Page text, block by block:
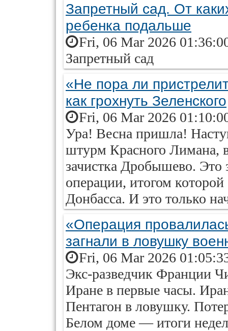
Запретный сад. От
ребенка подальше
Fri, 06 Mar 2026
Запретный сад
«Не пора ли
как грохнуть Зеленского
Fri, 06 Mar 2026
Ура! Весна пришла!
штурм Красного Лимана,
зачистка Дробышево. Это
операции, итогом
Донбасса. И это только
«Операция
загнали в ловушку
Fri, 06 Mar 2026
Экс-разведчик Франции
Иране в первые часы.
Пентагон в ловушку.
Белом доме — итоги